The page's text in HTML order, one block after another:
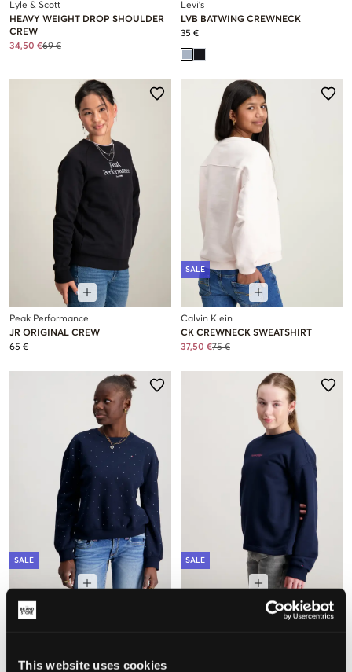
This website uses cookies
Lyle & Scott
HEAVY WEIGHT DROP SHOULDER
CREW
34,50 €69 €
Levi's
LVB BATWING CREWNECK
35 €
Peak Performance
JR ORIGINAL CREW
65 €
SALE
Calvin Klein
CK CREWNECK SWEATSHIRT
37,50 €75 €
SALE
Tommy Hilfiger
SALE